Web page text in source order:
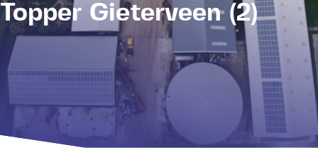
Topper Gieterveen (2)